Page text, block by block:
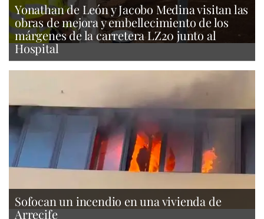
Yonathan de León y Jacobo Medina visitan las
obras de mejora y embellecimiento de los
márgenes de la carretera LZ20 junto al
Hospital
Sofocan un incendio en una vivienda de
Arrecife